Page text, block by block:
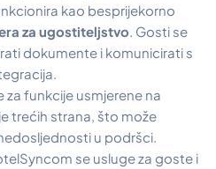
kao besprijekorno
za ugostiteljstvo . Gosti se
dokumente i komunicirati s
za funkcije usmjerene na
trećih strana, što može
u podršci.
se usluge za goste i